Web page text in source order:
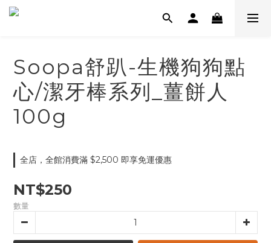
Soopa舒趴-生機狗狗點
心/潔牙棒系列_薑餅人
100g
全店，全館消費滿 $2,500 即享免運優惠
NT$250
數量